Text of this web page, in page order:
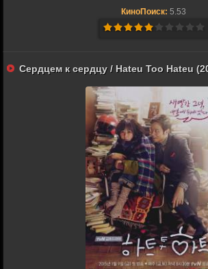
КиноПоиск: 5.53
Сердцем к сердцу / Hateu Too Hateu